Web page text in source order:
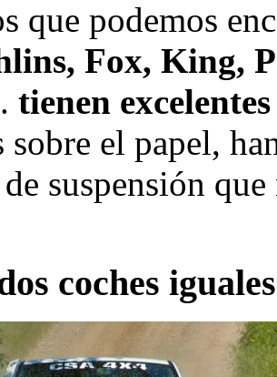
que podemos
Fox, King,
tienen
sobre el papel,
de suspensión
coches iguales